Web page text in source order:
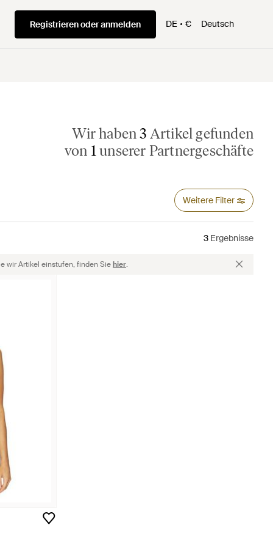
Registrieren oder anmelden DE € Deutsch
Wir haben3 Artikel gefunden
von 1unserer Partnergeschäfte
Weitere Filter
3 Ergebnisse
wir Artikel einstufen, finden Siehier.